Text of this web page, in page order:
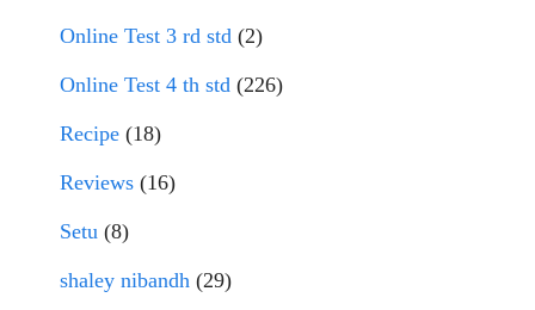
Online Test 3 rd std (2)
Online Test 4 th std (226)
Recipe (18)
Reviews (16)
Setu (8)
shaley nibandh (29)